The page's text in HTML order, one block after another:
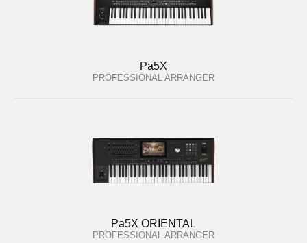
Pa5X
PROFESSIONAL ARRANGER
Pa5X ORIENTAL
PROFESSIONAL ARRANGER